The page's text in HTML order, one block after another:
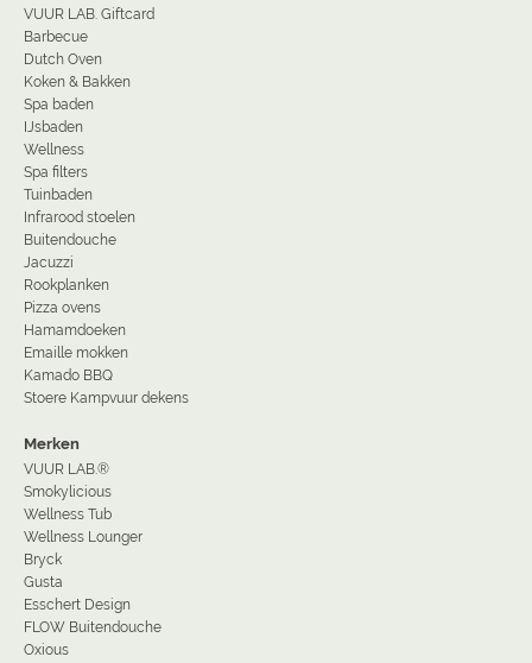
VUUR LAB. Giftcard
Barbecue
Dutch Oven
Koken & Bakken
Spa baden
IJsbaden
Wellness
Spa filters
Tuinbaden
Infrarood stoelen
Buitendouche
Jacuzzi
Rookplanken
Pizza ovens
Hamamdoeken
Emaille mokken
Kamado BBQ
Stoere Kampvuur dekens
Merken
VUUR LAB.®
Smokylicious
Wellness Tub
Wellness Lounger
Bryck
Gusta
Esschert Design
FLOW Buitendouche
Oxious